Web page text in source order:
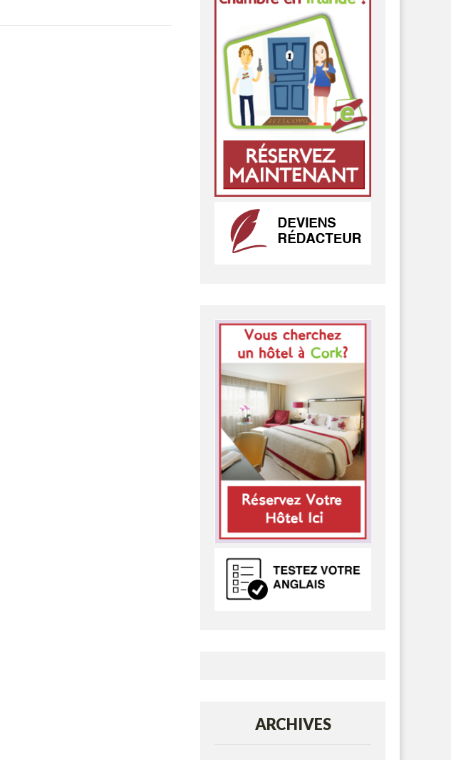
ARCHIVES